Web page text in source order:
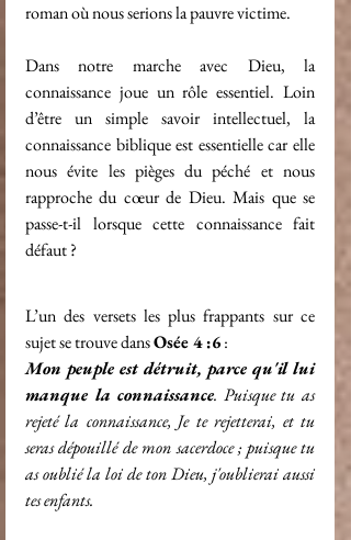
roman où nous serions la pauvre victime.
Dans notre marche avec Dieu, la
connaissance joue un rôle essentiel. Loin
d’être un simple savoir intellectuel, la
connaissance biblique est essentielle car elle
nous évite les pièges du péché et nous
rapproche du cœur de Dieu. Mais que se
passe-t-il lorsque cette connaissance fait
défaut ?
L’un des versets les plus frappants sur ce
sujet se trouve dans Osée 4 :6 :
Mon peuple est détruit, parce qu'il lui
manque la connaissance. Puisque tu as
rejeté la connaissance, Je te rejetterai, et tu
seras dépouillé de mon sacerdoce ; puisque tu
as oublié la loi de ton Dieu, j'oublierai aussi
tes enfants.